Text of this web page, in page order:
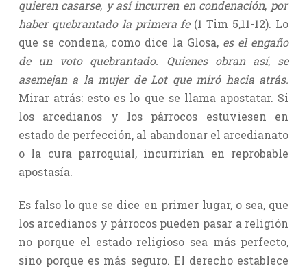
quieren casarse, y así incurren en condenación, por
haber quebrantado la primera fe (1 Tim 5,11-12). Lo
que se condena, como dice la Glosa, es el engaño
de un voto quebrantado. Quienes obran así,se
asemejan a la mujer de Lot que miró hacia atrás.
Mirar atrás: esto es lo que se llama apostatar. Si
los arcedianos y los párrocos estuviesen en
estado de perfección, al abandonar el arcedianato
o la cura parroquial, incurrirían en reprobable
apostasía.
Es falso lo que se dice en primer lugar, o sea, que
los arcedianos y párrocos pueden pasar a religión
no porque el estado religioso sea más perfecto,
sino porque es más seguro. El derecho establece